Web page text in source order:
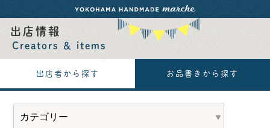
出店情報
Creators ＆ items
出店者から探す お品書きから探す